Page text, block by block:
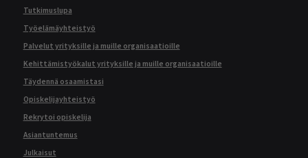
Tutkimuslupa
Työelämäyhteistyö
Palvelut yrityksille ja muille organisaatioille
Kehittämistyökalut yrityksille ja muille organisaatioille
Täydennä osaamistasi
Opiskelijayhteistyö
Rekrytoi opiskelija
Asiantuntemus
Julkaisut